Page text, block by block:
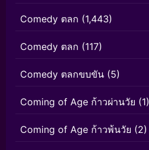
Comedy ตลก (1,443)
Comedy ตลก (117)
Comedy ตลกขบขัน (5)
Coming of Age ก้าวผ่านวัย (1)
Coming of Age ก้าวพ้นวัย (2)